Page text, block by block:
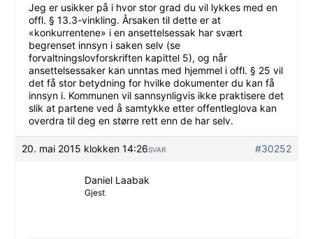
Jeg er usikker på i hvor stor grad du vil lykkes med en
offl. § 13.3-vinkling. Årsaken til dette er at
«konkurrentene» i en ansettelsessak har svært
begrenset innsyn i saken selv (se
forvaltningslovforskriften kapittel 5), og når
ansettelsessaker kan unntas med hjemmel i offl. § 25 vil
det få stor betydning for hvilke dokumenter du kan få
innsyn i. Kommunen vil sannsynligvis ikke praktisere det
slik at partene ved å samtykke etter offentleglova kan
overdra til deg en større rett enn de har selv.
20. mai 2015 klokken 14:26 #30252
SVAR
Daniel Laabak
Gjest